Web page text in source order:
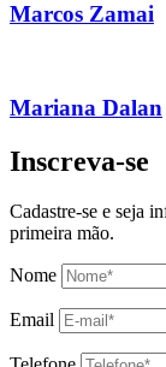
Marcos Zamai
Mariana Dalan
Inscreva-se
Cadastre-se e seja
primeira mão.
Nome
Email